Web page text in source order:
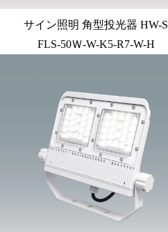
サイン照明 角型投光器 HW-S
FLS-50Ｗ-W-K5-R7-W-H